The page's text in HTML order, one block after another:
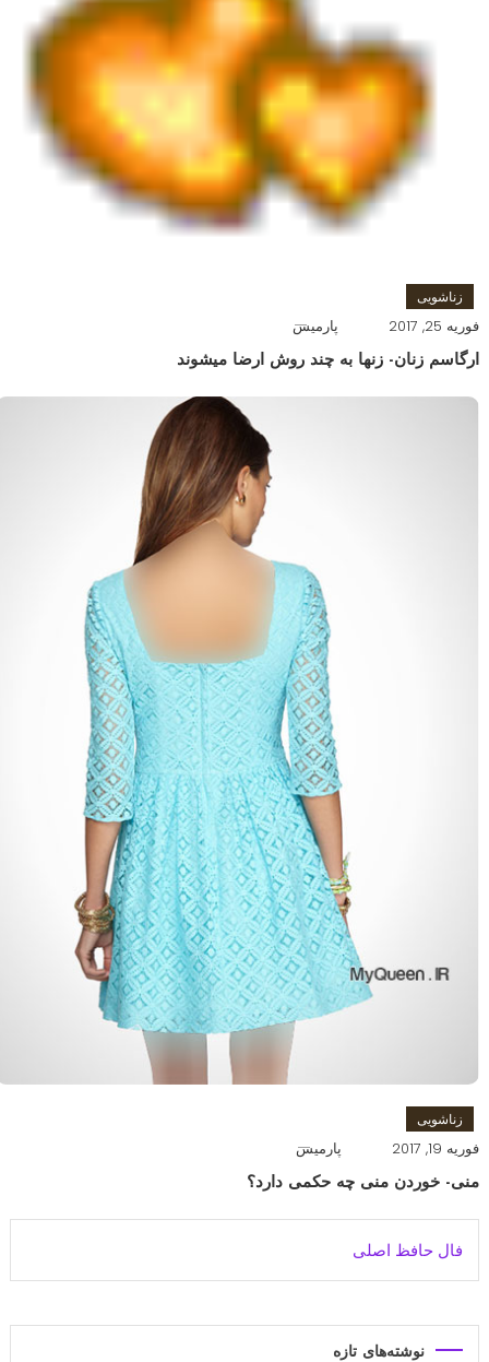
زناشویی
فوریه 25, 2017 پارمیس
ارگاسم زنان- زنها به چند روش ارضا میشوند
زناشویی
فوریه 19, 2017 پارمیس
منی- خوردن منی چه حکمی دارد؟
فال حافظ اصلی
نوشته‌های تازه